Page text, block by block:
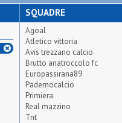
SQUADRE
Agoal
Atletico vittoria
Avis trezzano calcio
Brutto anatroccolo fc
Europassirana89
Padernocalcio
Primiera
Real mazzino
Tnt